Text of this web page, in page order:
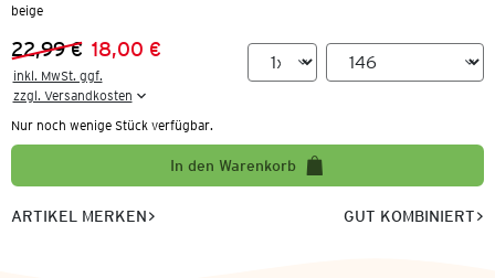
beige
Vorheriger Preis:
22,99 €
Neuer Preis:18,00 €
inkl. MwSt. ggf.
zzgl. Versandkosten
Nur noch wenige Stück verfügbar.
In den Warenkorb
ARTIKEL MERKEN GUT KOMBINIERT